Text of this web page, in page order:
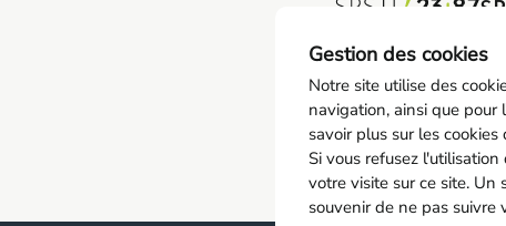
Gestion des cookies
Notre site utilise des
navigation, ainsi que pour
savoir plus sur les
Si vous refusez
votre visite sur ce site. Un
souvenir de ne pas suivre